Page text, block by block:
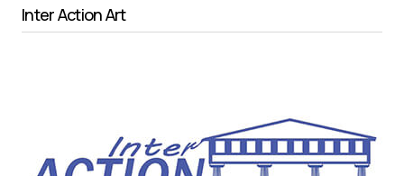
Inter Action Art